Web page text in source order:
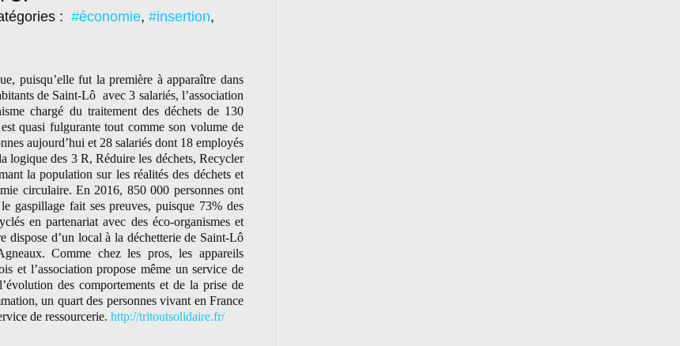
: #économie, #insertion,
puisqu’elle fut la première à apparaître dans
de Saint-Lô avec 3 salariés, l’association
chargé du traitement des déchets de 130
quasi fulgurante tout comme son volume de
aujourd’hui et 28 salariés dont 18 employés
logique des 3 R, Réduire les déchets, Recycler
la population sur les réalités des déchets et
circulaire. En 2016, 850 000 personnes ont
gaspillage fait ses preuves, puisque 73% des
en partenariat avec des éco-organismes et
dispose d’un local à la déchetterie de Saint-Lô
Comme chez les pros, les appareils
et l’association propose même un service de
des comportements et de la prise de
un quart des personnes vivant en France
de ressourcerie. http://tritoutsolidaire.fr/